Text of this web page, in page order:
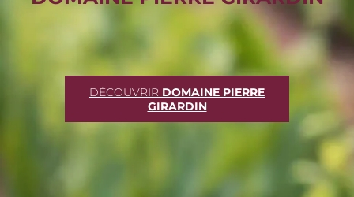
DÉCOUVRIR DOMAINE PIERRE
GIRARDIN